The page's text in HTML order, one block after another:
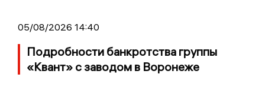
05/08/2026 14:40
Подробности банкротства группы
«Квант» с заводом в Воронеже